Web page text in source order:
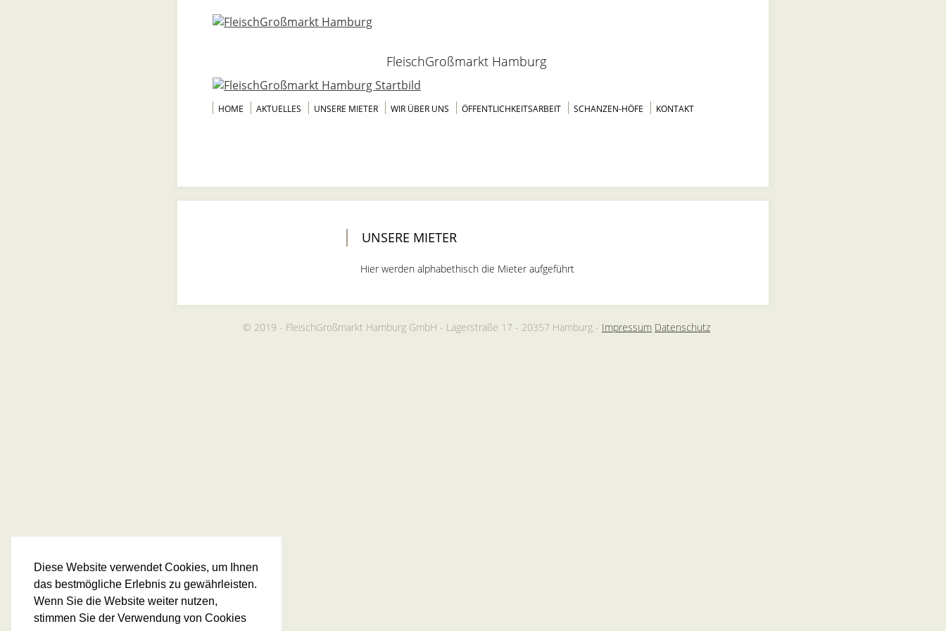
Diese Website verwendet Cookies, um Ihnen
das bestmögliche Erlebnis zu gewährleisten.
Wenn Sie die Website weiter nutzen,
stimmen Sie der Verwendung von Cookies
FleischGroßmarkt Hamburg
HOME AKTUELLES UNSERE MIETER WIR ÜBER UNS ÖFFENTLICHKEITSARBEIT SCHANZEN-HÖFE KONTAKT
UNSERE MIETER
Hier werden alphabethisch die Mieter aufgeführt
© 2019 - FleischGroßmarkt Hamburg GmbH - Lagerstraße 17 - 20357 Hamburg - Impressum Datenschutz